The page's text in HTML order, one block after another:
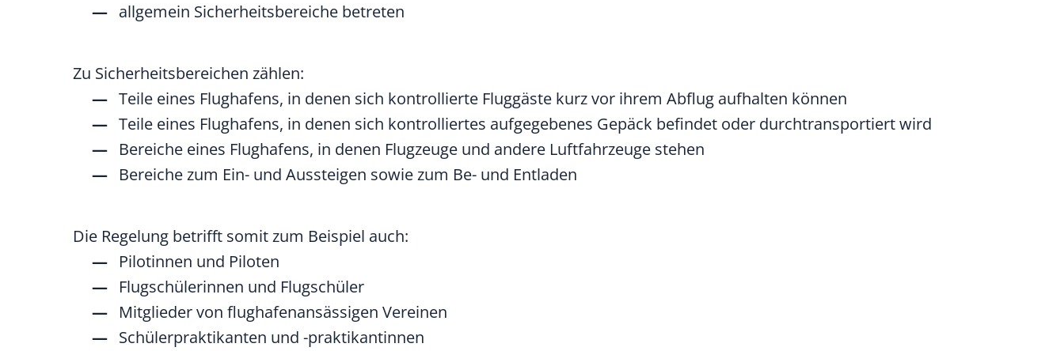
allgemein Sicherheitsbereiche betreten
Zu Sicherheitsbereichen zählen:
Teile eines Flughafens, in denen sich kontrollierte Fluggäste kurz vor ihrem Abflug aufhalten können
Teile eines Flughafens, in denen sich kontrolliertes aufgegebenes Gepäck befindet oder durchtransportiert wird
Bereiche eines Flughafens, in denen Flugzeuge und andere Luftfahrzeuge stehen
Bereiche zum Ein- und Aussteigen sowie zum Be- und Entladen
Die Regelung betrifft somit zum Beispiel auch:
Pilotinnen und Piloten
Flugschülerinnen und Flugschüler
Mitglieder von flughafenansässigen Vereinen
Schülerpraktikanten und -praktikantinnen